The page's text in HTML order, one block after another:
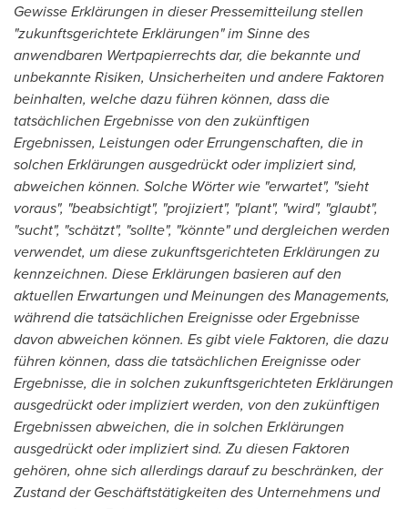
Gewisse Erklärungen in dieser Pressemitteilung stellen
"zukunftsgerichtete Erklärungen" im Sinne des
anwendbaren Wertpapierrechts dar, die bekannte und
unbekannte Risiken, Unsicherheiten und andere Faktoren
beinhalten, welche dazu führen können, dass die
tatsächlichen Ergebnisse von den zukünftigen
Ergebnissen, Leistungen oder Errungenschaften, die in
solchen Erklärungen ausgedrückt oder impliziert sind,
abweichen können. Solche Wörter wie "erwartet", "sieht
voraus", "beabsichtigt", "projiziert", "plant", "wird", "glaubt",
"sucht", "schätzt", "sollte", "könnte" und dergleichen werden
verwendet, um diese zukunftsgerichteten Erklärungen zu
kennzeichnen. Diese Erklärungen basieren auf den
aktuellen Erwartungen und Meinungen des Managements,
während die tatsächlichen Ereignisse oder Ergebnisse
davon abweichen können. Es gibt viele Faktoren, die dazu
führen können, dass die tatsächlichen Ereignisse oder
Ergebnisse, die in solchen zukunftsgerichteten Erklärungen
ausgedrückt oder impliziert werden, von den zukünftigen
Ergebnissen abweichen, die in solchen Erklärungen
ausgedrückt oder impliziert sind. Zu diesen Faktoren
gehören, ohne sich allerdings darauf zu beschränken, der
Zustand der Geschäftstätigkeiten des Unternehmens und